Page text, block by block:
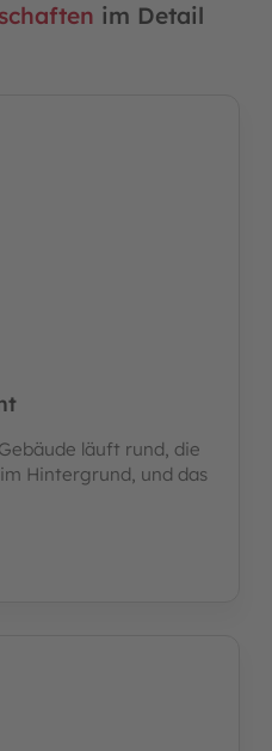
im Detail
läuft rund, die
Hintergrund, und das